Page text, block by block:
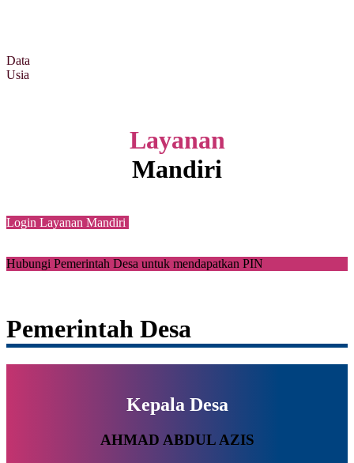
Data
Usia
Layanan
Mandiri
Login Layanan Mandiri
Hubungi Pemerintah Desa untuk mendapatkan PIN
Pemerintah Desa
Kepala Desa
AHMAD ABDUL AZIS